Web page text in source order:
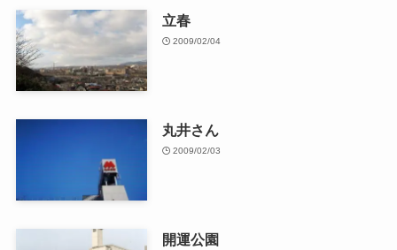
立春
2009/02/04
丸井さん
2009/02/03
開運公園